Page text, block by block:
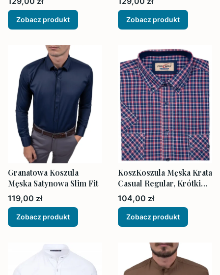
Zobacz produkt Zobacz produkt
Granatowa Koszula
Męska Satynowa Slim Fit
Cena
119,00 zł
Zobacz produkt
KoszKoszula Męska Krata
Casual Regular, Krótki
Rękaw, Kolor Czerwony
Cena
104,00 zł
Zobacz produkt